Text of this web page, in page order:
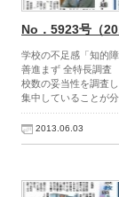
No．5923号（
学校の不足感「知的
善進まず 全特長調
校数の妥当性を調査
集中していることが
2013.06.03